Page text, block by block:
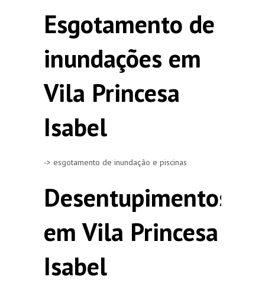
Esgotamento de
inundações em
Vila Princesa
Isabel
-> esgotamento de inundação e piscinas
Desentupimentos
em Vila Princesa
Isabel